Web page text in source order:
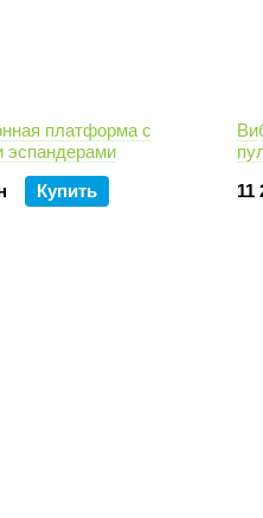
платформа с
эспандерами
Купить
11